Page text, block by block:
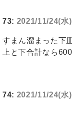
73: 2021/11/24(
すまん溜まった下
上と下合計なら
74: 2021/11/24(